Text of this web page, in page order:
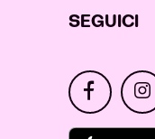
SEGUICI